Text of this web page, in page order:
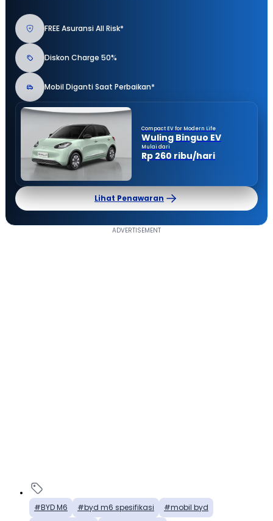
FREE Asuransi All Risk*
Diskon Charge 50%
Mobil Diganti Saat Perbaikan*
Compact EV for Modern Life
Wuling Binguo EV
Mulai dari
Rp 260 ribu/hari
Lihat Penawaran
BYD M6 byd m6 spesifikasi mobil byd